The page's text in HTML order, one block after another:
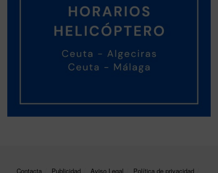
Contacta Publicidad Aviso Legal Política de privacidad